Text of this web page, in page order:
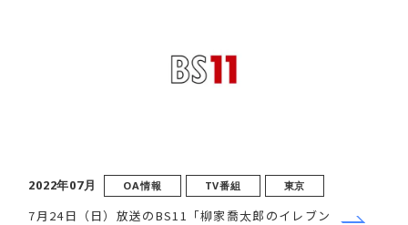
2022年07月 OA情報 TV番組 東京
7月24日（日）放送のBS11「柳家喬太郎のイレブン